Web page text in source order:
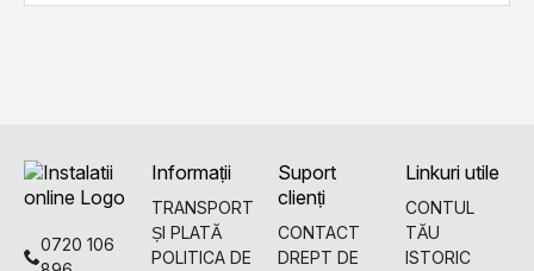
0720 106
Informații
TRANSPORT
ȘI PLATĂ
POLITICA DE
Suport
clienți
CONTACT
DREPT DE
Linkuri utile
CONTUL
TĂU
ISTORIC